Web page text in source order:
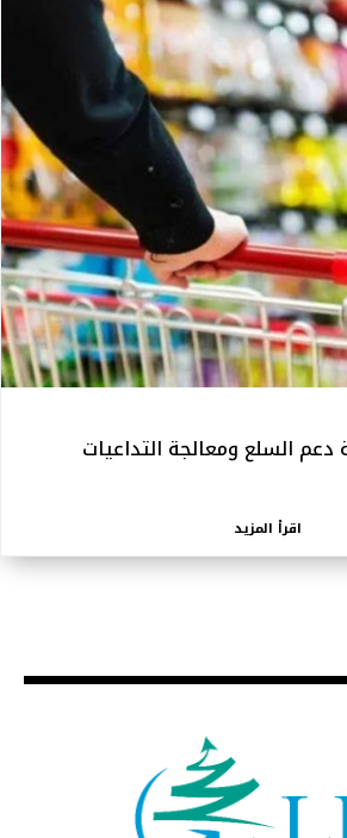
السلع ومعالجة التداعيات
اقرأ المزيد